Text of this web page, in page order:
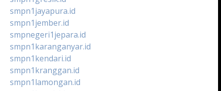
smpn1jayapura.id
smpn1jember.id
smpnegeri1jepara.id
smpn1karanganyar.id
smpn1kendari.id
smpn1kranggan.id
smpn1lamongan.id